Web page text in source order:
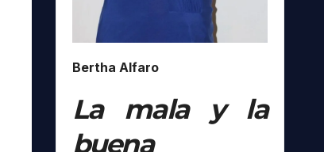
Bertha Alfaro
La mala y la
buena